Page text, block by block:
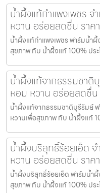
น้ำผึ้งแท้กำแพงเพชร
หวาน อร่อยสดชื่น ราค
น้ำผึ้งแท้กำแพงเพชร ฟาร์มน้ำ
สุขภาพ กับ น้ำผึ้งแท้ 100% ปร
น้ำผึ้งแท้จากธรรมชาติ
หอม หวาน อร่อยสดชื่น
น้ำผึ้งแท้จากธรรมชาติบุรีรัมย์
หวานเพื่อสุขภาพ กับ น้ำผึ้งแท้
น้ำผึ้งบริสุทธิ์ร้อยเอ็ด
หวาน อร่อยสดชื่น ราค
น้ำผึ้งบริสุทธิ์ร้อยเอ็ด ฟาร์มน้ำ
สุขภาพ กับ น้ำผึ้งแท้ 100% ปร